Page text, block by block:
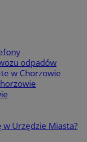
odpadów
w Chorzowie
w Urzędzie Miasta?